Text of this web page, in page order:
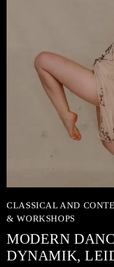
MODERN
DYNAMIK,
CLASSICAL AND
& WORKSHOPS